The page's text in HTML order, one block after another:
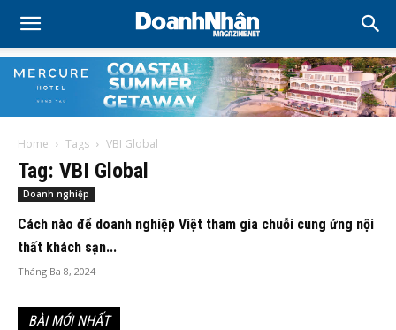
Home Tags VBI Global
Tag: VBI Global
Doanh nghiệp
Cách nào để doanh nghiệp Việt tham gia chuỗi cung ứng nội
thất khách sạn...
Tháng Ba 8, 2024
BÀI MỚI NHẤT